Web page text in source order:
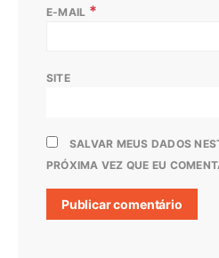
E-MAIL *
SITE
SALVAR MEUS DADOS
PRÓXIMA VEZ QUE EU